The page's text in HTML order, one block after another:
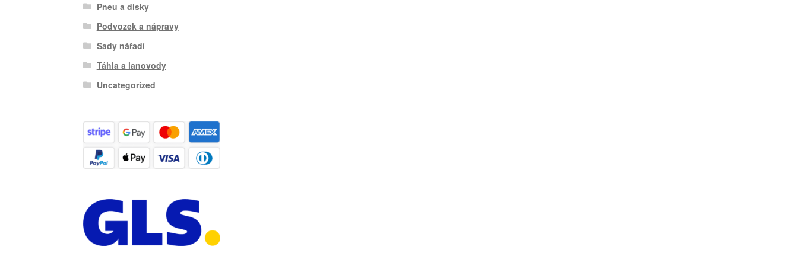
Pneu a disky
Podvozek a nápravy
Sady nářadí
Táhla a lanovody
Uncategorized